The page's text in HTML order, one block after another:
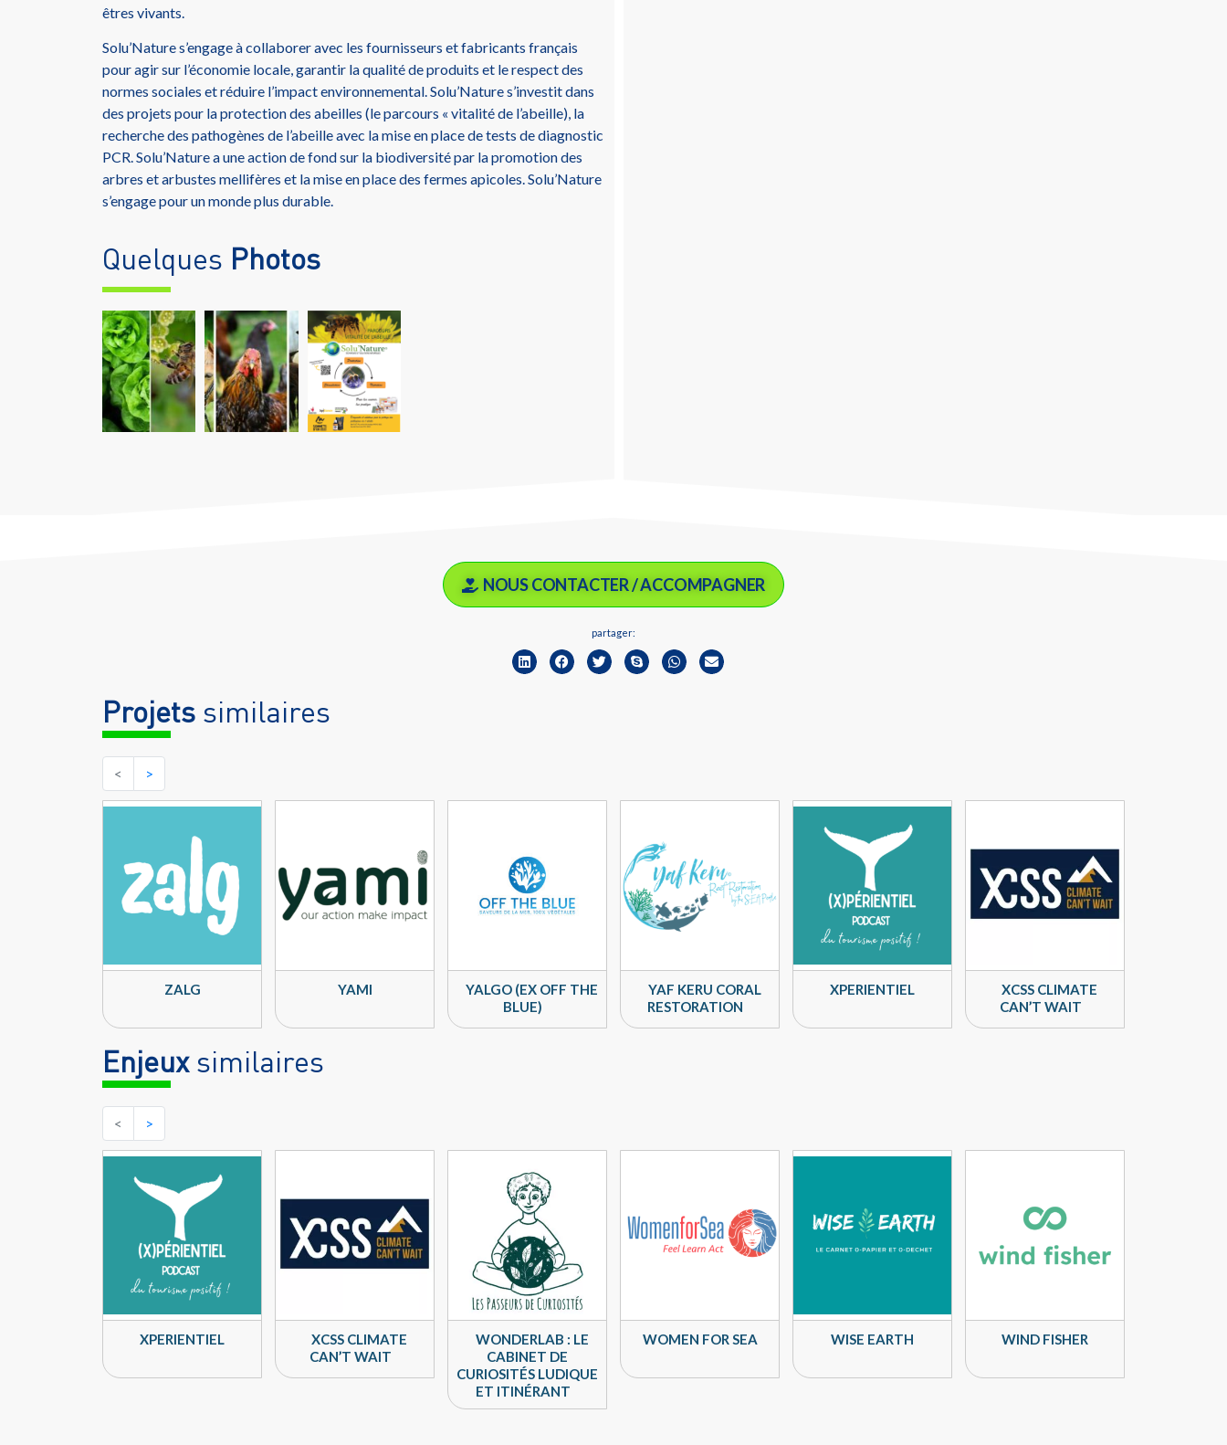
êtres vivants.
Solu’Nature s’engage à collaborer avec les fournisseurs et fabricants français
pour agir sur l’économie locale, garantir la qualité de produits et le respect des
normes sociales et réduire l’impact environnemental. Solu’Nature s’investit dans
des projets pour la protection des abeilles (le parcours « vitalité de l’abeille), la
recherche des pathogènes de l’abeille avec la mise en place de tests de diagnostic
PCR. Solu’Nature a une action de fond sur la biodiversité par la promotion des
arbres et arbustes mellifères et la mise en place des fermes apicoles. Solu’Nature
s’engage pour un monde plus durable.
Quelques Photos
NOUS CONTACTER / ACCOMPAGNER
partager:
Projets similaires
< >
ZALG YAMI
YALGO (EX OFF THE
BLUE)
YAF KERU CORAL
RESTORATION
XPERIENTIEL
XCSS CLIMATE
CAN’T WAIT
Enjeuxsimilaires
< >
XPERIENTIEL
XCSS CLIMATE
CAN’T WAIT
WONDERLAB : LE
CABINET DE
CURIOSITÉS LUDIQUE
ET ITINÉRANT
WOMEN FOR SEA WISE EARTH WIND FISHER